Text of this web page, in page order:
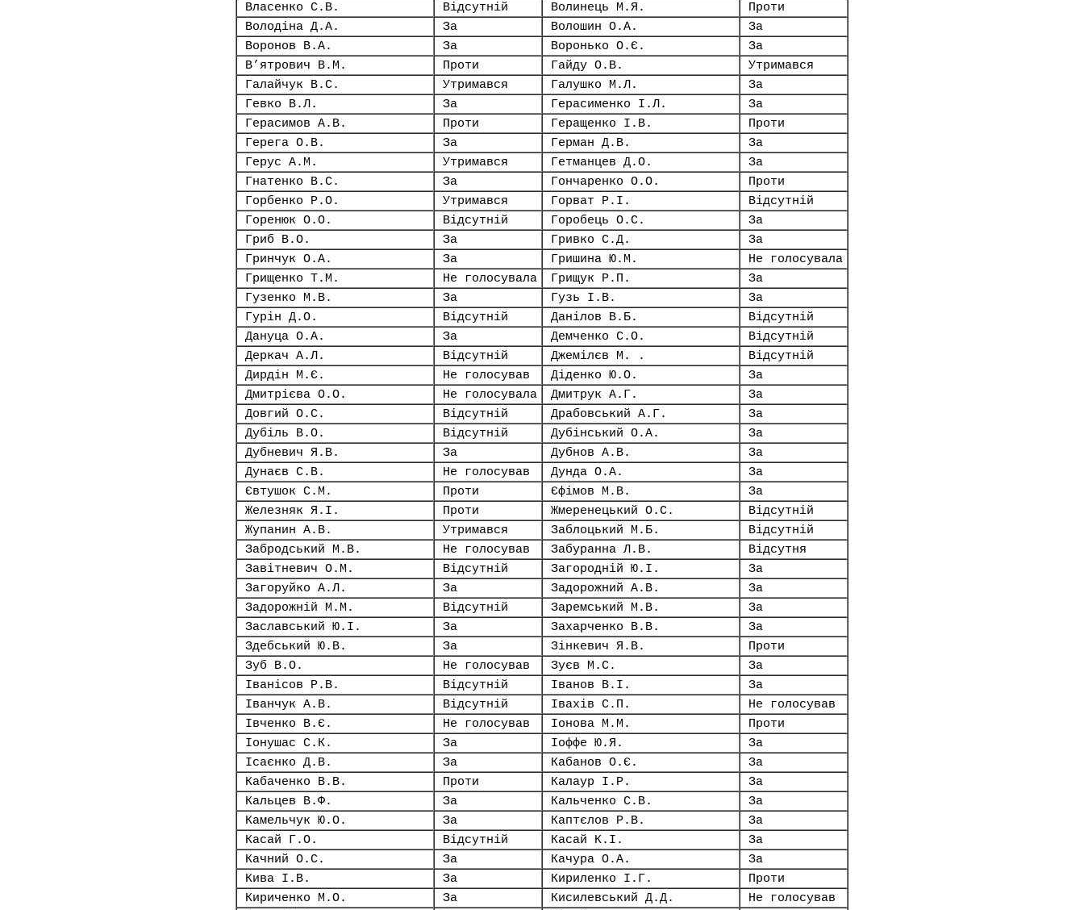
Власенко С.В.
Відсутній Волинець М.Я.
Проти
Володіна Д.А.
За Волошин О.А.
За
Воронов В.А.
За Воронько О.Є.
За
В’ятрович В.М.
Проти Гайду О.В.
Утримався
Галайчук В.С.
Утримався Галушко М.Л.
За
Гевко В.Л.
За Герасименко І.Л.
За
Герасимов А.В.
Проти Геращенко І.В.
Проти
Герега О.В.
За Герман Д.В.
За
Герус А.М.
Утримався Гетманцев Д.О.
За
Гнатенко В.С.
За Гончаренко О.О.
Проти
Горбенко Р.О.
Утримався Горват Р.І.
Відсутній
Горенюк О.О.
Відсутній Горобець О.С.
За
Гриб В.О.
За Гривко С.Д.
За
Гринчук О.А.
За Гришина Ю.М.
Не голосувала
Грищенко Т.М.
Не голосувала Грищук Р.П.
За
Гузенко М.В.
За Гузь І.В.
За
Гурін Д.О.
Відсутній Данілов В.Б.
Відсутній
Дануца О.А.
За Демченко С.О.
Відсутній
Деркач А.Л.
Відсутній Джемілєв М. .
Відсутній
Дирдін М.Є.
Не голосував Діденко Ю.О.
За
Дмитрієва О.О.
Не голосувала Дмитрук А.Г.
За
Довгий О.С.
Відсутній Драбовський А.Г.
За
Дубіль В.О.
Відсутній Дубінський О.А.
За
Дубневич Я.В.
За Дубнов А.В.
За
Дунаєв С.В.
Не голосував Дунда О.А.
За
Євтушок С.М.
Проти Єфімов М.В.
За
Железняк Я.І.
Проти Жмеренецький О.С.
Відсутній
Жупанин А.В.
Утримався Заблоцький М.Б.
Відсутній
Забродський М.В.
Не голосував Забуранна Л.В.
Відсутня
Завітневич О.М.
Відсутній Загородній Ю.І.
За
Загоруйко А.Л.
За Задорожний А.В.
За
Задорожній М.М.
Відсутній Заремський М.В.
За
Заславський Ю.І.
За Захарченко В.В.
За
Здебський Ю.В.
За Зінкевич Я.В.
Проти
Зуб В.О.
Не голосував Зуєв М.С.
За
Іванісов Р.В.
Відсутній Іванов В.І.
За
Іванчук А.В.
Відсутній Івахів С.П.
Не голосував
Івченко В.Є.
Не голосував Іонова М.М.
Проти
Іонушас С.К.
За Іоффе Ю.Я.
За
Ісаєнко Д.В.
За Кабанов О.Є.
За
Кабаченко В.В.
Проти Калаур І.Р.
За
Кальцев В.Ф.
За Кальченко С.В.
За
Камельчук Ю.О.
За Каптєлов Р.В.
За
Касай Г.О.
Відсутній Касай К.І.
За
Качний О.С.
За Качура О.А.
За
Кива І.В.
За Кириленко І.Г.
Проти
Кириченко М.О.
За Кисилевський Д.Д.
Не голосував